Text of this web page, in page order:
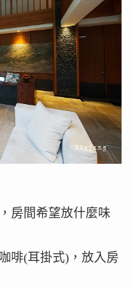
房間希望放什麼味
啡(耳掛式)，放入房